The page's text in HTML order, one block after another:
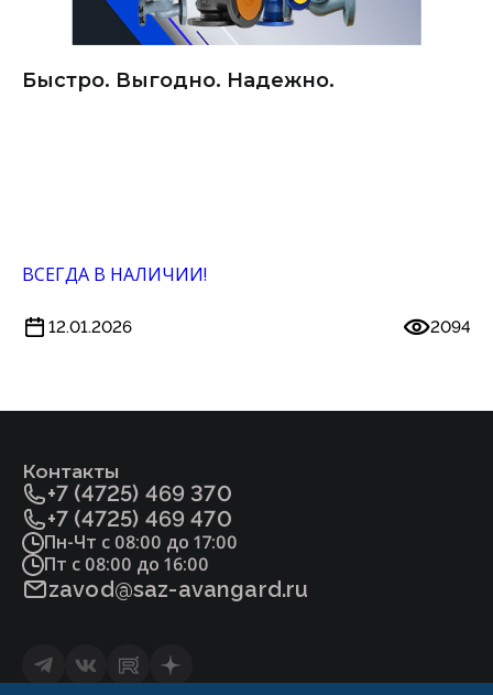
Быстро. Выгодно. Надежно.
ВСЕГДА В НАЛИЧИИ!
12.01.2026 2094
Контакты
+7 (4725) 469 370
+7 (4725) 469 470
Пн-Чт с 08:00 до 17:00
Пт с 08:00 до 16:00
zavod@saz-avangard.ru